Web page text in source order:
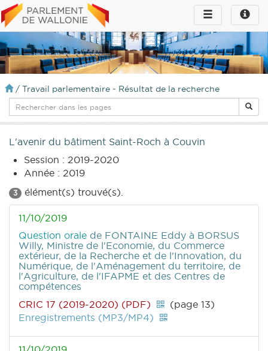
Toggle
infos
Toggle
navigation
/ Travail parlementaire - Résultat de la recherche
L'avenir du bâtiment Saint-Roch à Couvin
Session : 2019-2020
Année : 2019
3 élément(s) trouvé(s).
11/10/2019
Question orale de FONTAINE Eddy à BORSUS
Willy, Ministre de l'Economie, du Commerce
extérieur, de la Recherche et de l'Innovation, du
Numérique, de l'Aménagement du territoire, de
l'Agriculture, de l'IFAPME et des Centres de
compétences
CRIC 17 (2019-2020) (PDF)
(page 13)
Enregistrements (MP3/MP4)